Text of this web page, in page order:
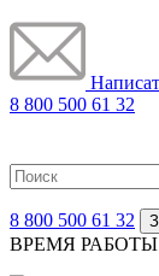
8 800 500 61 32
8 800 500 61 32
ВРЕМЯ РАБОТЫ: